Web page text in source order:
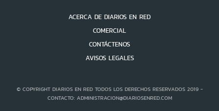
ACERCA DE DIARIOS EN RED
COMERCIAL
CONTÁCTENOS
AVISOS LEGALES
© COPYRIGHT DIARIOS EN RED TODOS LOS DERECHOS RESERVADOS 2019 -
CONTACTO: ADMINISTRACION@DIARIOSENRED.COM